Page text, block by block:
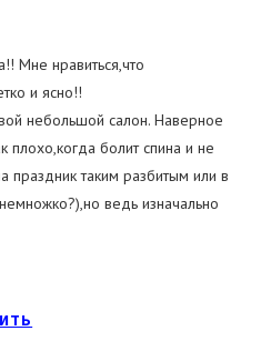
Мне нравиться,что
и ясно!!
небольшой салон. Наверное
плохо,когда болит спина и не
праздник таким разбитым или в
ведь изначально